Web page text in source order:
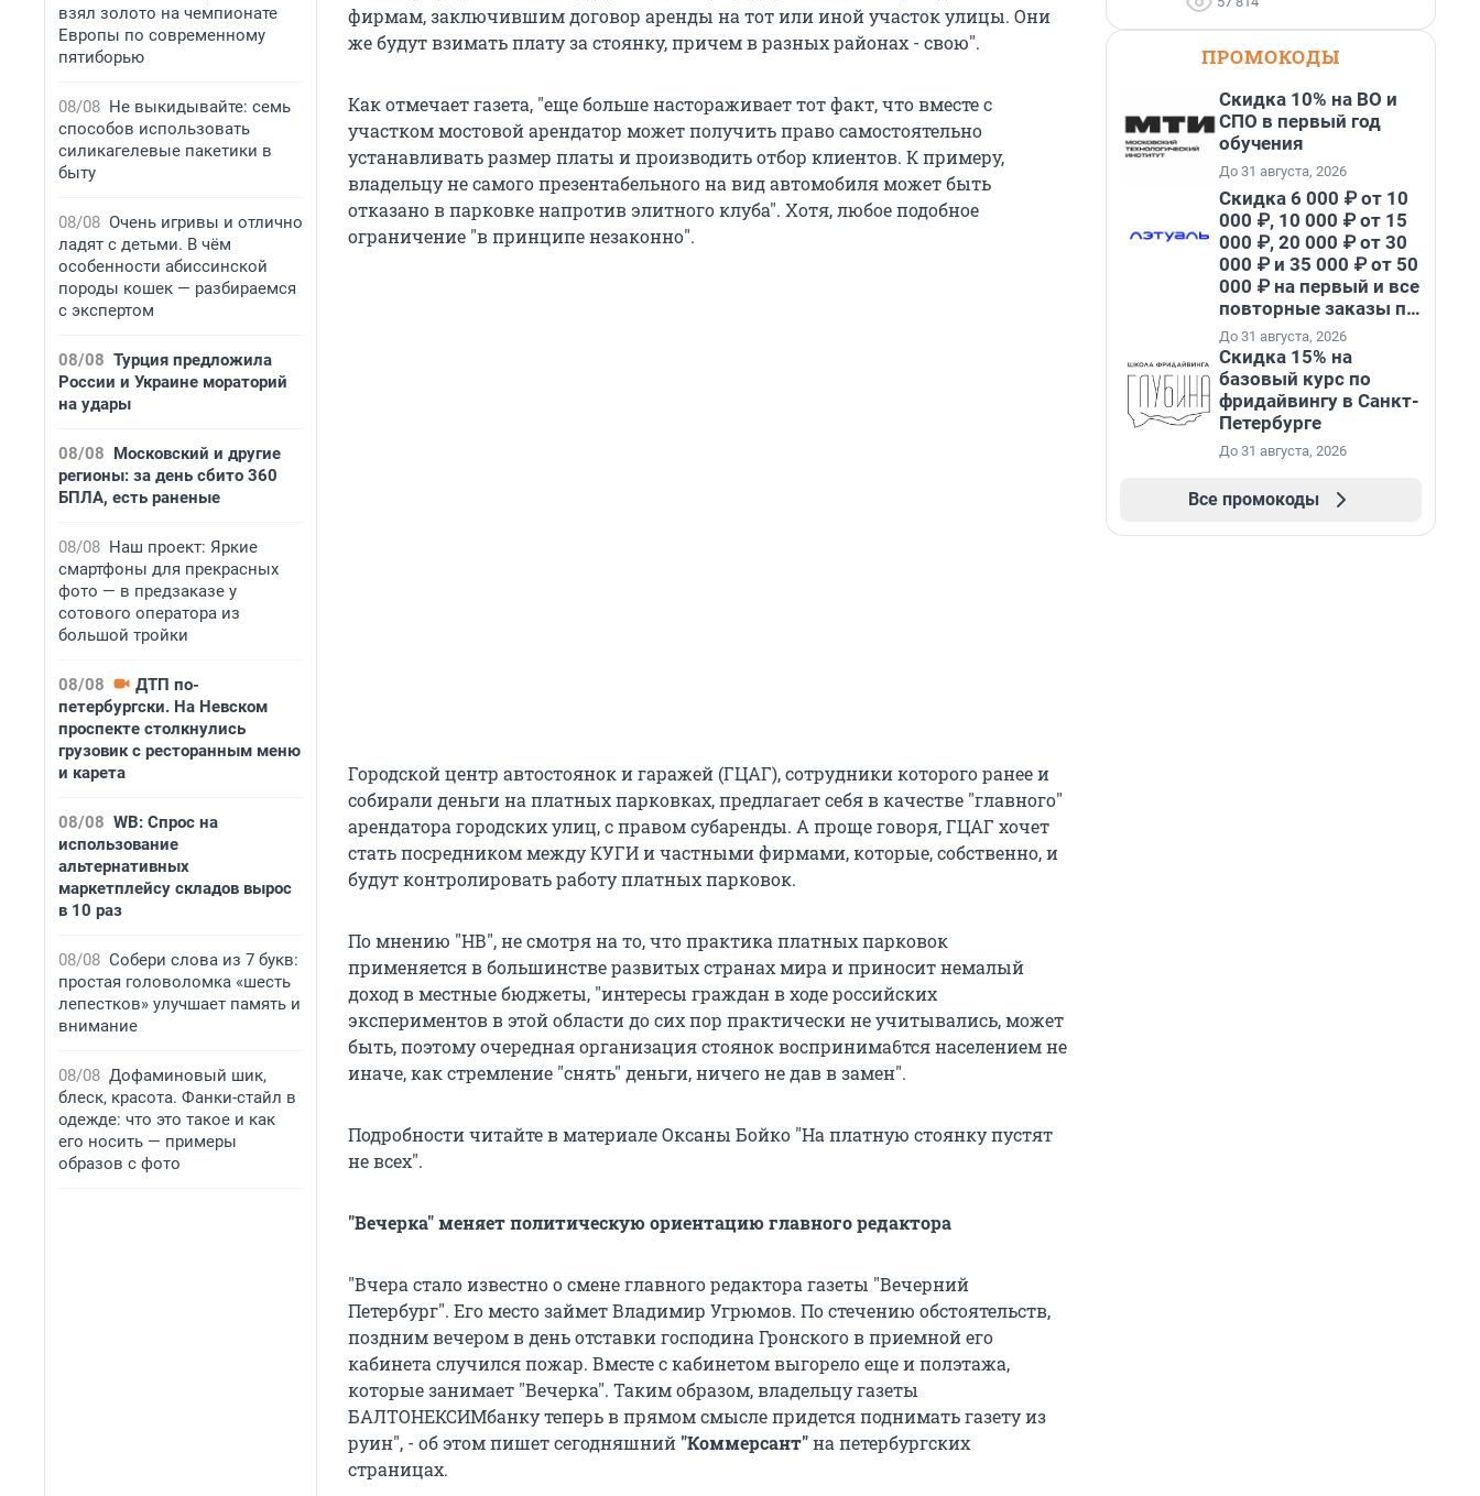
взял золото на чемпионате
Европы по современному
пятиборью
08/08 Не выкидывайте: семь
способов использовать
силикагелевые пакетики в
быту
08/08 Очень игривы и отлично
ладят с детьми. В чём
особенности абиссинской
породы кошек — разбираемся
с экспертом
08/08 Турция предложила
России и Украине мораторий
на удары
08/08 Московский и другие
регионы: за день сбито 360
БПЛА, есть раненые
08/08 Наш проект: Яркие
смартфоны для прекрасных
фото — в предзаказе у
сотового оператора из
большой тройки
08/08
ДТП по-
петербургски. На Невском
проспекте столкнулись
грузовик с ресторанным меню
и карета
08/08 WB: Спрос на
использование
альтернативных
маркетплейсу складов вырос
в 10 раз
08/08 Собери слова из 7 букв:
простая головоломка «шесть
лепестков» улучшает память и
внимание
08/08 Дофаминовый шик,
блеск, красота. Фанки-стайл в
одежде: что это такое и как
его носить — примеры
образов с фото
фирмам, заключившим договор аренды на тот или иной участок улицы. Они
же будут взимать плату за стоянку, причем в разных районах - свою".
Как отмечает газета, "еще больше настораживает тот факт, что вместе с
участком мостовой арендатор может получить право самостоятельно
устанавливать размер платы и производить отбор клиентов. К примеру,
владельцу не самого презентабельного на вид автомобиля может быть
отказано в парковке напротив элитного клуба". Хотя, любое подобное
ограничение "в принципе незаконно".
Городской центр автостоянок и гаражей (ГЦАГ), сотрудники которого ранее и
собирали деньги на платных парковках, предлагает себя в качестве "главного"
арендатора городских улиц, с правом субаренды. А проще говоря, ГЦАГ хочет
стать посредником между КУГИ и частными фирмами, которые, собственно, и
будут контролировать работу платных парковок.
По мнению "НВ", не смотря на то, что практика платных парковок
применяется в большинстве развитых странах мира и приносит немалый
доход в местные бюджеты, "интересы граждан в ходе российских
экспериментов в этой области до сих пор практически не учитывались, может
быть, поэтому очередная организация стоянок воспринима6тся населением не
иначе, как стремление "снять" деньги, ничего не дав в замен".
Подробности читайте в материале Оксаны Бойко "На платную стоянку пустят
не всех".
"Вечерка" меняет политическую ориентацию главного редактора
"Вчера стало известно о смене главного редактора газеты "Вечерний
Петербург". Его место займет Владимир Угрюмов. По стечению обстоятельств,
поздним вечером в день отставки господина Гронского в приемной его
кабинета случился пожар. Вместе с кабинетом выгорело еще и полэтажа,
которые занимает "Вечерка". Таким образом, владельцу газеты
БАЛТОНЕКСИМбанку теперь в прямом смысле придется поднимать газету из
руин", - об этом пишет сегодняшний "Коммерсант"на петербургских
страницах.
ПРОМОКОДЫ
Скидка 10% на ВО и
СПО в первый год
обучения
До 31 августа, 2026
Скидка 6 000 ₽ от 10
000 ₽, 10 000 ₽ от 15
000 ₽, 20 000 ₽ от 30
000 ₽ и 35 000 ₽ от 50
000 ₽ на первый и все
повторные заказы по
промокоду НАБЕРИ
До 31 августа, 2026
Скидка 15% на
базовый курс по
фридайвингу в Санкт-
Петербурге
До 31 августа, 2026
Все промокоды